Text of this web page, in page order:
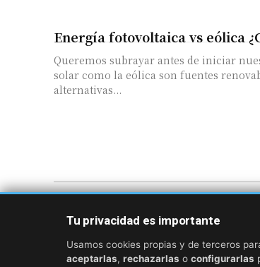
Energía fotovoltaica vs eólica
Queremos subrayar antes de iniciar
solar como la eólica son fuentes
alternativas...
Tu privacidad es importante
Usamos cookies propias y de terceros
aceptarlas, rechazarlas o configurarlas